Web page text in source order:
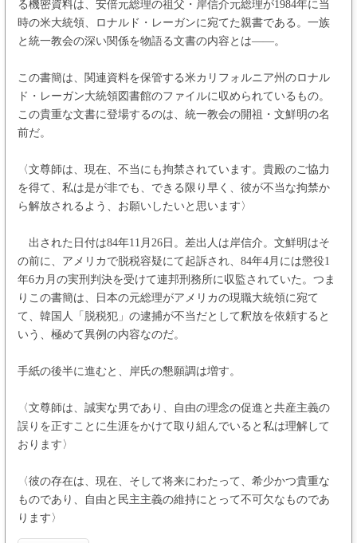
る機密資料は、安倍元総理の祖父・岸信介元総理が1984年に当
時の米大統領、ロナルド・レーガンに宛てた親書である。一族
と統一教会の深い関係を物語る文書の内容とは――。
この書簡は、関連資料を保管する米カリフォルニア州のロナル
ド・レーガン大統領図書館のファイルに収められているもの。
この貴重な文書に登場するのは、統一教会の開祖・文鮮明の名
前だ。
〈文尊師は、現在、不当にも拘禁されています。貴殿のご協力
を得て、私は是が非でも、できる限り早く、彼が不当な拘禁か
ら解放されるよう、お願いしたいと思います〉
出された日付は84年11月26日。差出人は岸信介。文鮮明はそ
の前に、アメリカで脱税容疑にて起訴され、84年4月には懲役1
年6カ月の実刑判決を受けて連邦刑務所に収監されていた。つま
りこの書簡は、日本の元総理がアメリカの現職大統領に宛て
て、韓国人「脱税犯」の逮捕が不当だとして釈放を依頼すると
いう、極めて異例の内容なのだ。
手紙の後半に進むと、岸氏の懇願調は増す。
〈文尊師は、誠実な男であり、自由の理念の促進と共産主義の
誤りを正すことに生涯をかけて取り組んでいると私は理解して
おります〉
〈彼の存在は、現在、そして将来にわたって、希少かつ貴重な
ものであり、自由と民主主義の維持にとって不可欠なものであ
ります〉